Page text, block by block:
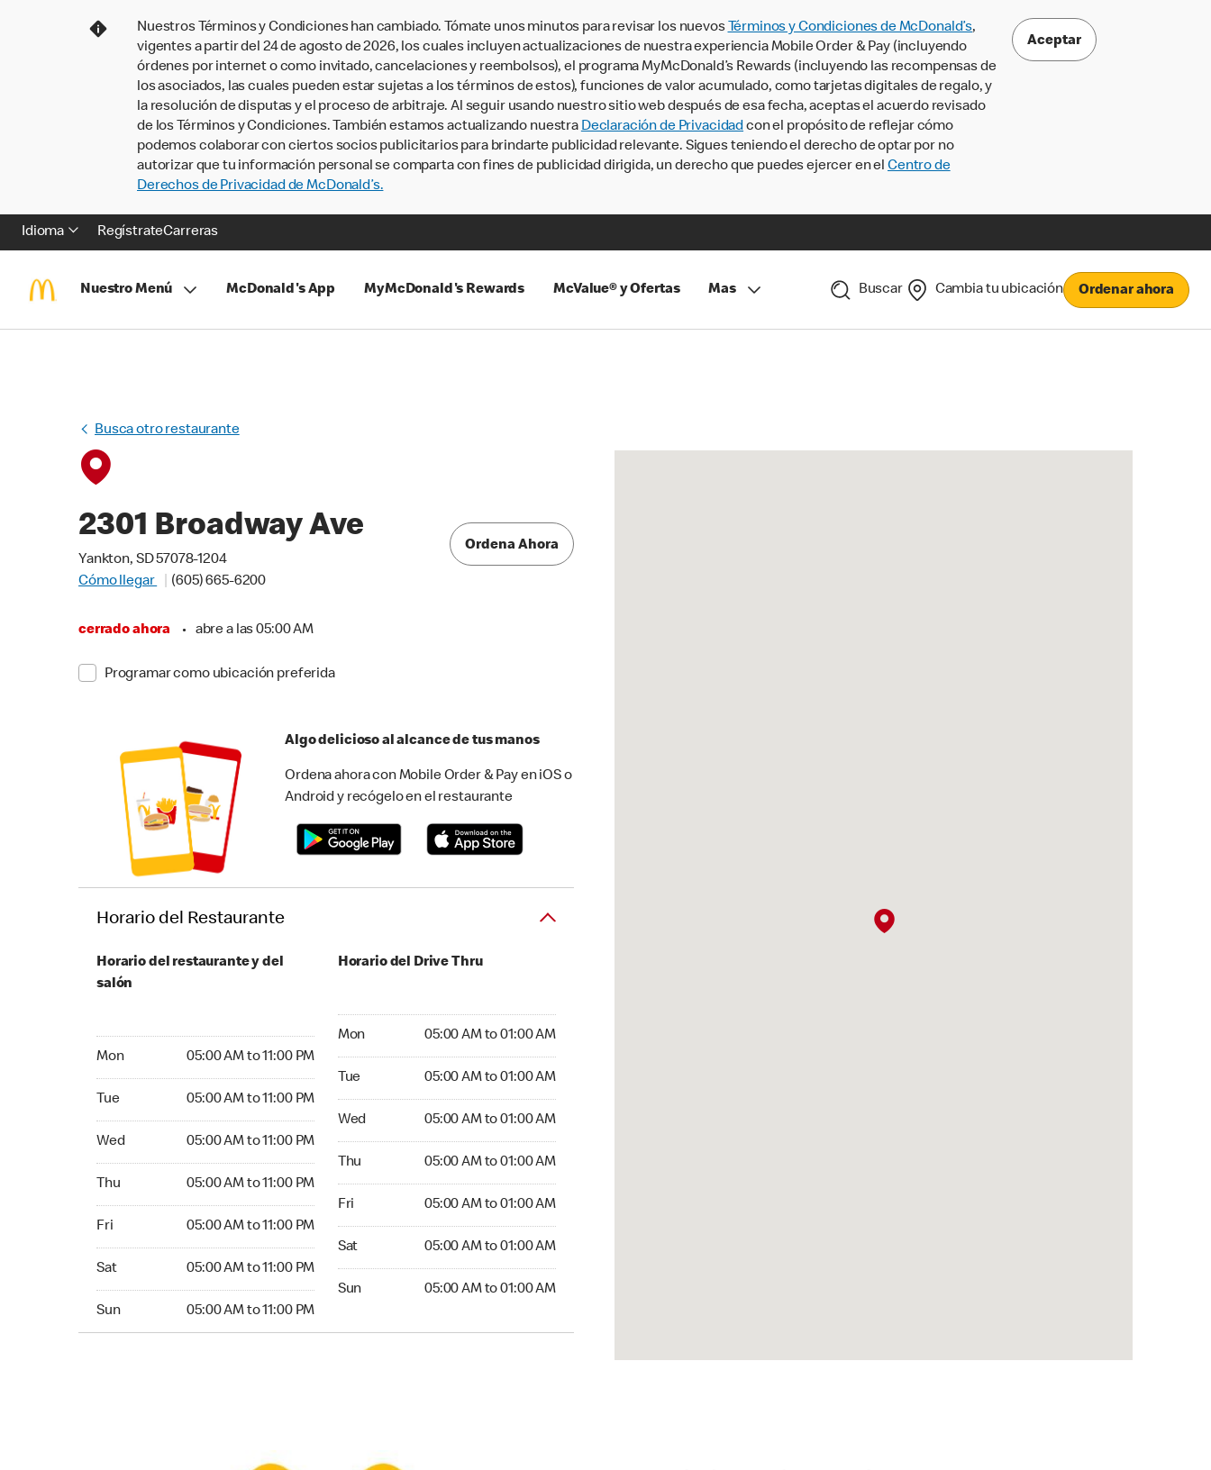
Nuestros Términos y Condiciones han cambiado. Tómate unos minutos para revisar los nuevos Términos y Condiciones de McDonald’s,
vigentes a partir del 24 de agosto de 2026, los cuales incluyen actualizaciones de nuestra experiencia Mobile Order & Pay (incluyendo
órdenes por internet o como invitado, cancelaciones y reembolsos), el programa MyMcDonald’s Rewards (incluyendo las recompensas de
los asociados, las cuales pueden estar sujetas a los términos de estos), funciones de valor acumulado, como tarjetas digitales de regalo, y
la resolución de disputas y el proceso de arbitraje. Al seguir usando nuestro sitio web después de esa fecha, aceptas el acuerdo revisado
de los Términos y Condiciones. También estamos actualizando nuestra Declaración de Privacidadcon el propósito de reflejar cómo
podemos colaborar con ciertos socios publicitarios para brindarte publicidad relevante. Sigues teniendo el derecho de optar por no
autorizar que tu información personal se comparta con fines de publicidad dirigida, un derecho que puedes ejercer en el Centro de
Derechos de Privacidad de McDonald’s.
Aceptar
Idioma RegístrateCarreras
Nuestro Menú McDonald's App MyMcDonald's Rewards McValue® y Ofertas Mas Buscar Cambia tu ubicación Ordenar ahora
Busca otro restaurante
2301 Broadway Ave
Yankton, SD 57078-1204
Cómo llegar
(605) 665-6200
cerrado ahora • abre a las 05:00 AM
Programar como ubicación preferida
Ordena Ahora
Algo delicioso al alcance de tus manos
Ordena ahora con Mobile Order & Pay en iOS o
Android y recógelo en el restaurante
Horario del Restaurante
Horario del restaurante y del
salón
Mon 05:00 AM to 11:00 PM
Tue 05:00 AM to 11:00 PM
Wed 05:00 AM to 11:00 PM
Thu 05:00 AM to 11:00 PM
Fri 05:00 AM to 11:00 PM
Sat 05:00 AM to 11:00 PM
Sun 05:00 AM to 11:00 PM
Horario del Drive Thru
Mon 05:00 AM to 01:00 AM
Tue 05:00 AM to 01:00 AM
Wed 05:00 AM to 01:00 AM
Thu 05:00 AM to 01:00 AM
Fri 05:00 AM to 01:00 AM
Sat 05:00 AM to 01:00 AM
Sun 05:00 AM to 01:00 AM